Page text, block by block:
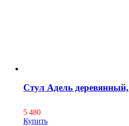
Стул Адель
5 480
Купить